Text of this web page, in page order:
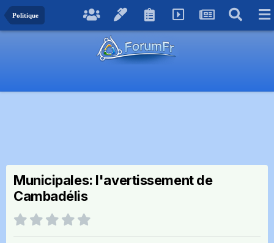
Politique
Municipales: l'avertissement de
Cambadélis